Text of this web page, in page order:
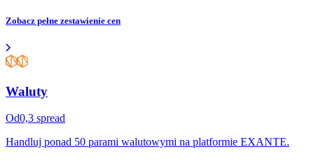
Zobacz pełne zestawienie cen
Waluty
Od0,3 spread
Handluj ponad 50 parami walutowymi na platformie EXANTE.